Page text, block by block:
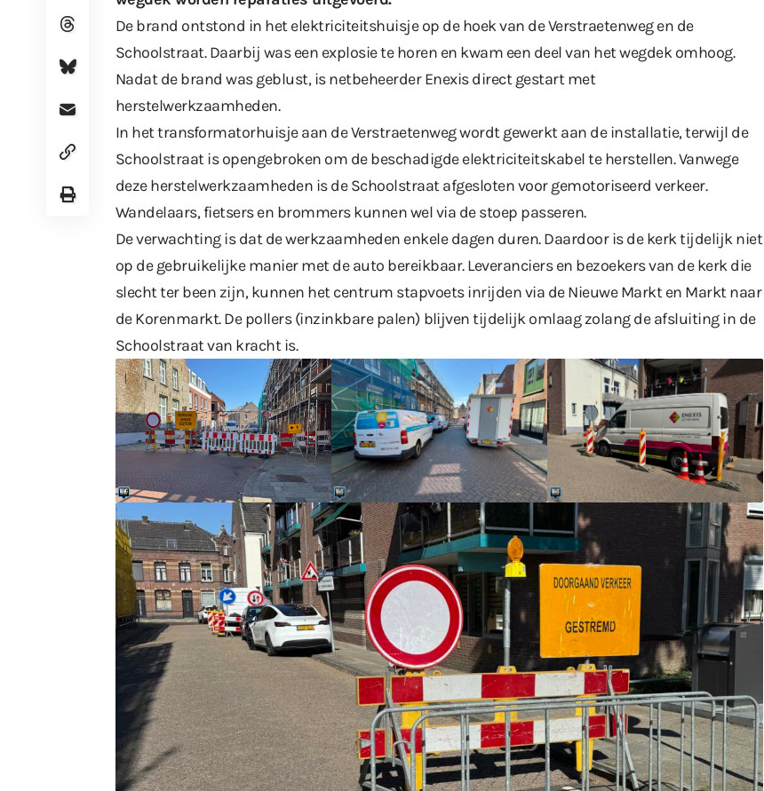
De brand ontstond in het elektriciteitshuisje op de hoek van de Verstraetenweg en de
Schoolstraat. Daarbij was een explosie te horen en kwam een deel van het wegdek omhoog.
Nadat de brand was geblust, is netbeheerder Enexis direct gestart met
herstelwerkzaamheden.
In het transformatorhuisje aan de Verstraetenweg wordt gewerkt aan de installatie, terwijl de
Schoolstraat is opengebroken om de beschadigde elektriciteitskabel te herstellen. Vanwege
deze herstelwerkzaamheden is de Schoolstraat afgesloten voor gemotoriseerd verkeer.
Wandelaars, fietsers en brommers kunnen wel via de stoep passeren.
De verwachting is dat de werkzaamheden enkele dagen duren. Daardoor is de kerk tijdelijk niet
op de gebruikelijke manier met de auto bereikbaar. Leveranciers en bezoekers van de kerk die
slecht ter been zijn, kunnen het centrum stapvoets inrijden via de Nieuwe Markt en Markt naar
de Korenmarkt. De pollers (inzinkbare palen) blijven tijdelijk omlaagzolang de afsluiting in de
Schoolstraat van kracht is.